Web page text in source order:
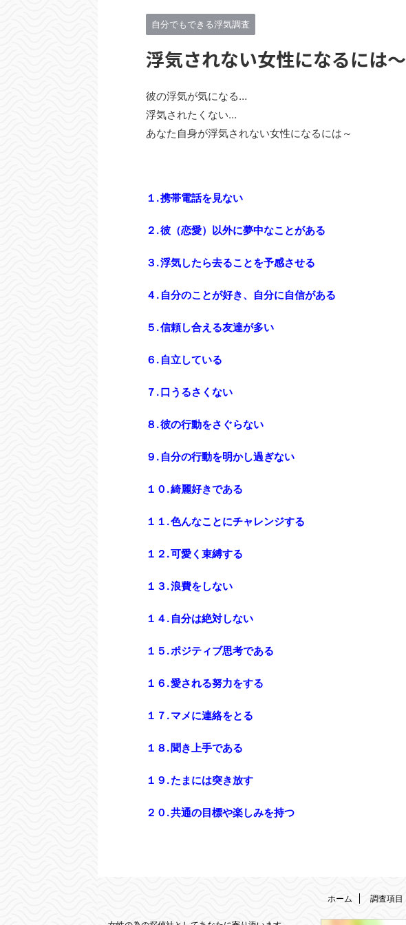
自分でもできる浮気調査
浮気されない女性になるには～
彼の浮気が気になる…
浮気されたくない…
あなた自身が浮気されない女性になるには～
１. 携帯電話を見ない
２. 彼（恋愛）以外に夢中なことがある
３. 浮気したら去ることを予感させる
４. 自分のことが好き、自分に自信がある
５. 信頼し合える友達が多い
６. 自立している
７. 口うるさくない
８. 彼の行動をさぐらない
９. 自分の行動を明かし過ぎない
１０. 綺麗好きである
１１. 色んなことにチャレンジする
１２. 可愛く束縛する
１３. 浪費をしない
１４. 自分は絶対しない
１５. ポジティブ思考である
１６. 愛される努力をする
１７. マメに連絡をとる
１８. 聞き上手である
１９. たまには突き放す
２０. 共通の目標や楽しみを持つ
ホーム 調査項目